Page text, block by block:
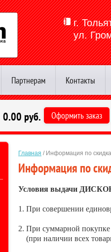
г.
ул.
Партнерам Контакты
0.00 руб. Оформить заказ
Главная / Информация по
Информация по
Условия выдачи
1. При совершении
2. При суммарной покупке
(при наличии всех